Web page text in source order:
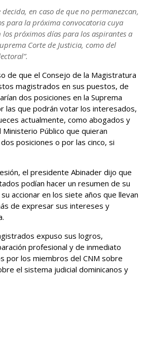
decida, en caso de que no permanezcan,
para la próxima convocatoria cuya
los próximos días para los aspirantes a
Corte de Justicia, como del
de que el Consejo de la Magistratura
magistrados en sus puestos, de
dos posiciones en la Suprema
las que podrán votar los interesados,
actualmente, como abogados y
Público que quieran
posiciones o por las cinco, si
el presidente Abinader dijo que
podían hacer un resumen de su
accionar en los siete años que llevan
de expresar sus intereses y
expuso sus logros,
profesional y de inmediato
por los miembros del CNM sobre
el sistema judicial dominicanos y